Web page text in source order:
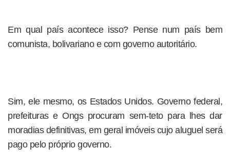
Em qual país acontece isso? Pense num país bem
comunista, bolivariano e com governo autoritário.
Sim, ele mesmo, os Estados Unidos. Governo federal,
prefeituras e Ongs procuram sem-teto para lhes dar
moradias definitivas, em geral imóveis cujo aluguel será
pago pelo próprio governo.